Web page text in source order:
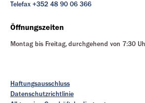
Telefax +352 48 90 06 366
Öffnungszeiten
Montag bis Freitag, durchgehend von 7:30
Haftungsausschluss
Datenschutzrichtlinie